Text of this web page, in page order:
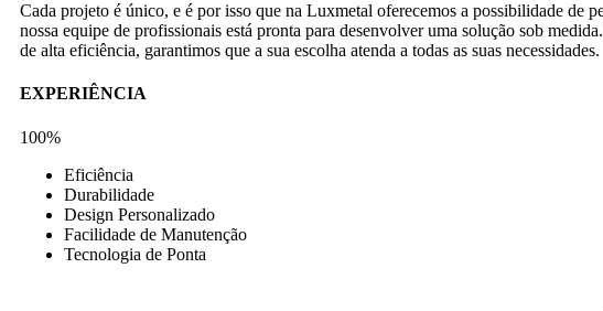
Cada projeto é único, e é por isso que na Luxmetal oferecemos a possibilidade de
nossa equipe de profissionais está pronta para desenvolver uma solução sob
de alta eficiência, garantimos que a sua escolha atenda a todas as suas necessidades.
EXPERIÊNCIA
100%
Eficiência
Durabilidade
Design Personalizado
Facilidade de Manutenção
Tecnologia de Ponta